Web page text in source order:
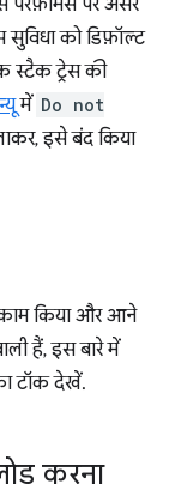
को डिफ़ॉल्ट
स्टैक ट्रेस की
में Do not
इसे बंद किया
किया और आने
हैं, इस बारे में
टॉक देखें.
करना